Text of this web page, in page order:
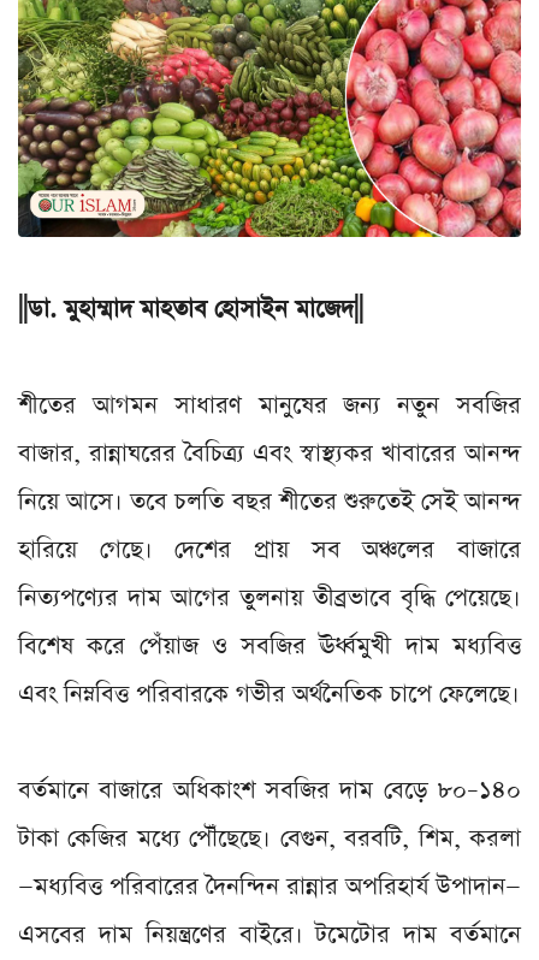
||ডা. মুহাম্মাদ মাহতাব হোসাইন মাজেদ||
শীতের আগমন সাধারণ মানুষের জন্য নতুন সবজির
বাজার, রান্নাঘরের বৈচিত্র্য এবং স্বাস্থ্যকর খাবারের আনন্দ
নিয়ে আসে। তবে চলতি বছর শীতের শুরুতেই সেই আনন্দ
হারিয়ে গেছে। দেশের প্রায় সব অঞ্চলের বাজারে
নিত্যপণ্যের দাম আগের তুলনায় তীব্রভাবে বৃদ্ধি পেয়েছে।
বিশেষ করে পেঁয়াজ ও সবজির ঊর্ধ্বমুখী দাম মধ্যবিত্ত
এবং নিম্নবিত্ত পরিবারকে গভীর অর্থনৈতিক চাপে ফেলেছে।
বর্তমানে বাজারে অধিকাংশ সবজির দাম বেড়ে ৮০–১৪০
টাকা কেজির মধ্যে পৌঁছেছে। বেগুন, বরবটি, শিম, করলা
—মধ্যবিত্ত পরিবারের দৈনন্দিন রান্নার অপরিহার্য উপাদান—
এসবের দাম নিয়ন্ত্রণের বাইরে। টমেটোর দাম বর্তমানে